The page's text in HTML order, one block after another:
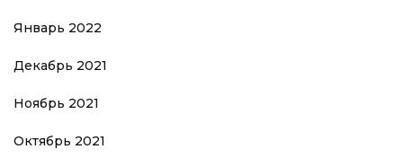
Январь 2022
Декабрь 2021
Ноябрь 2021
Октябрь 2021